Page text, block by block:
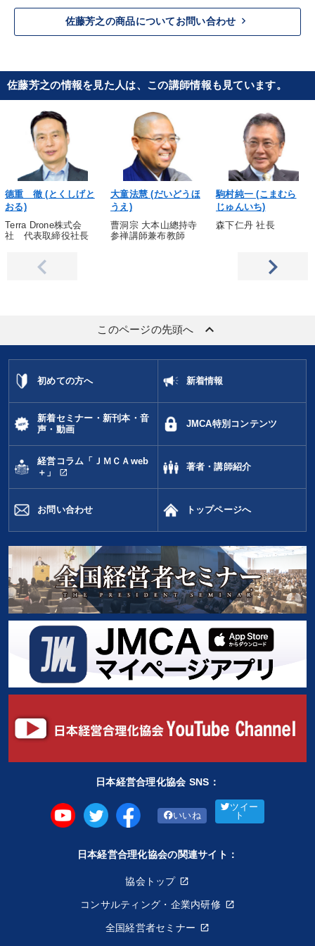
佐藤芳之の商品についてお問い合わせ keyboard_arrow_right
佐藤芳之の情報を見た人は、この講師情報も見ています。
德重 徹 (とくしげと
おる)
Terra Drone株式会
社 代表取締役社長
大童法慧 (だいどうほ
うえ)
曹洞宗 大本山總持寺
参禅講師兼布教師
駒村純一 (こまむら
じゅんいち)
森下仁丹 社長
このページの先頭へ keyboard_arrow_up
初めての方へ 新着情報
新着セミナー・新刊本・音
声・動画
JMCA特別コンテンツ
経営コラム「ＪＭＣＡweb
＋」
open_in_new
著者・講師紹介
お問い合わせ トップページへ
日本経営合理化協会 SNS：
いいね
ツイー
ト
日本経営合理化協会の関連サイト：
協会トップ
コンサルティング・企業内研修
全国経営者セミナー